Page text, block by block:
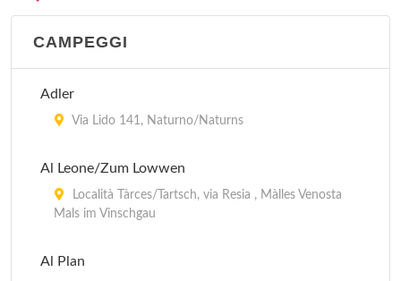
CAMPEGGI
Adler
Via Lido 141, Naturno/Naturns
Al Leone/Zum Lowwen
Località Tàrces/Tartsch, via Resia , Màlles Venosta
Mals im Vinschgau
Al Plan